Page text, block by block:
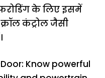
के लिए इसमें
कंट्रोल जैसी